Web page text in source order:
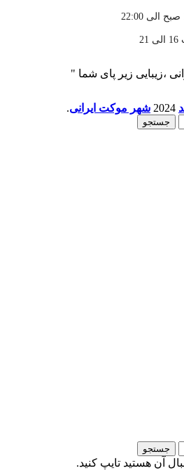
،زیبایی زیر پای شما "
شهر موکت ایرانی.
جستجو
جستجو
آن هستید تایپ کنید.